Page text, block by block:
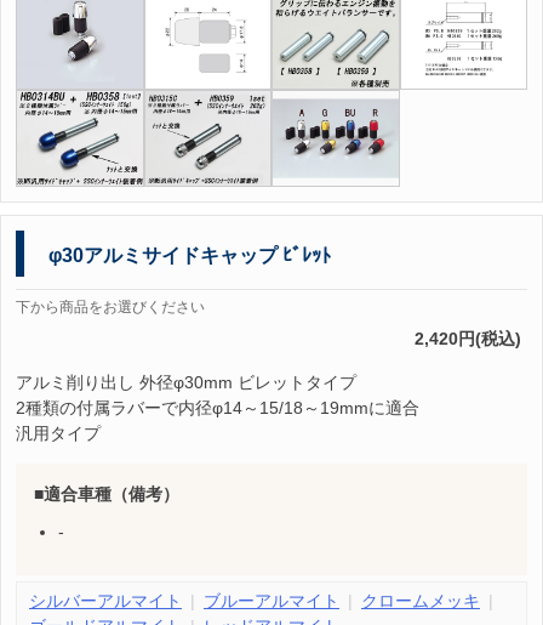
φ30アルミサイドキャップ ﾋﾞﾚｯﾄ
下から商品をお選びください
2,420円(税込)
アルミ削り出し 外径φ30mm ビレットタイプ
2種類の付属ラバーで内径φ14～15/18～19mmに適合
汎用タイプ
適合車種（備考）
-
シルバーアルマイト ブルーアルマイト
クロームメッキ